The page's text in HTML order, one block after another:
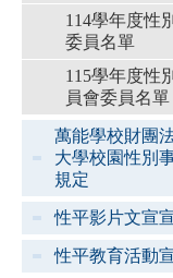
114學年度性
委員名單
115學年度性
員會委員名單
萬能學校財團
大學校園性別
規定
性平影片文宣
性平教育活動